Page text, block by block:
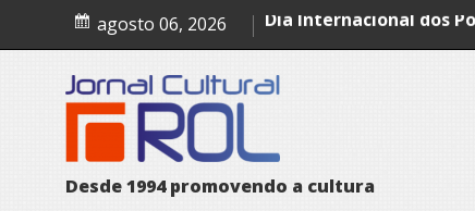
content
agosto 06, 2026
Leopoldo e o mendigo
Dia Internacional dos
Indígenas
Desde1994 promovendo a cultura